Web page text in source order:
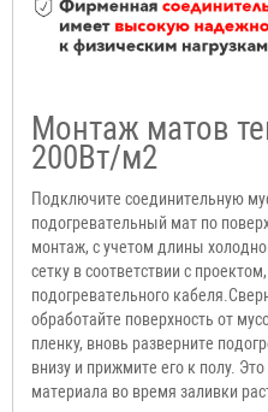
Монтаж матов
200Вт/м2
Подключите соединительную
подогревательный мат по
монтаж, с учетом длины
сетку в соответствии с
подогревательного
обработайте поверхность от
пленку, вновь разверните
внизу и прижмите его к полу.
материала во время заливки